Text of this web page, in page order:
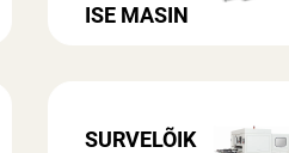
ISE MASIN
SURVELÕIK